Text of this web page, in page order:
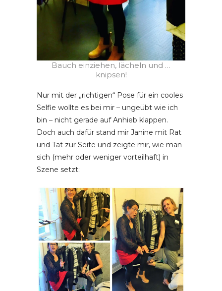
Bauch einziehen, lächeln und …
knipsen!
Nur mit der „richtigen“ Pose für ein cooles
Selfie wollte es bei mir – ungeübt wie ich
bin – nicht gerade auf Anhieb klappen.
Doch auch dafür stand mir Janine mit Rat
und Tat zur Seite und zeigte mir, wie man
sich (mehr oder weniger vorteilhaft) in
Szene setzt: